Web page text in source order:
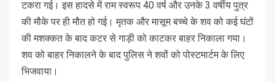
टकरा गई। इस हादसे में राम स्वरूप 40 वर्ष और उनके 3 वर्षीय पुत्र
की मौके पर ही मौत हो गई। मृतक और मासूम बच्चे के शव को कई घंटों
की मशक्कत के बाद कटर से गाड़ी को काटकर बाहर निकाला गया।
शव को बाहर निकालने के बाद पुलिस ने शवों को पोस्टमार्टम के लिए
भिजवाया।